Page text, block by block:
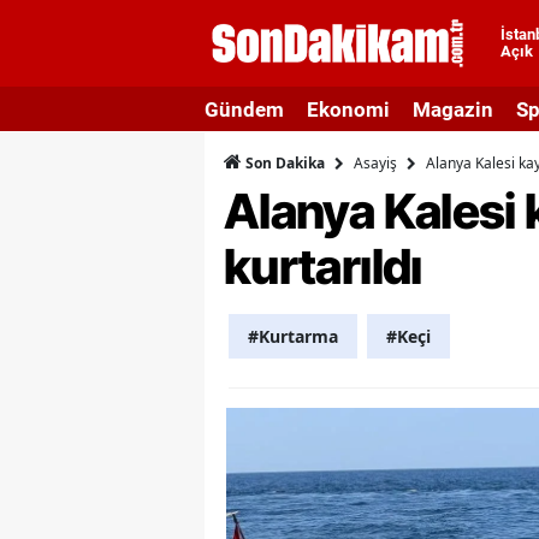
Açık
Gündem Ekonomi Magazin
Son Dakika Asayiş Alanya Kalesi
Alanya Kalesi
kurtarıldı
#Kurtarma #Keçi